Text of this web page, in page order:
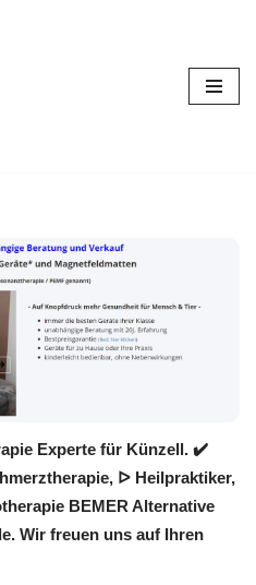
Experte für Künzell. ✔️
ᐅ Heilpraktiker,
BEMER Alternative
Wir freuen uns auf Ihren